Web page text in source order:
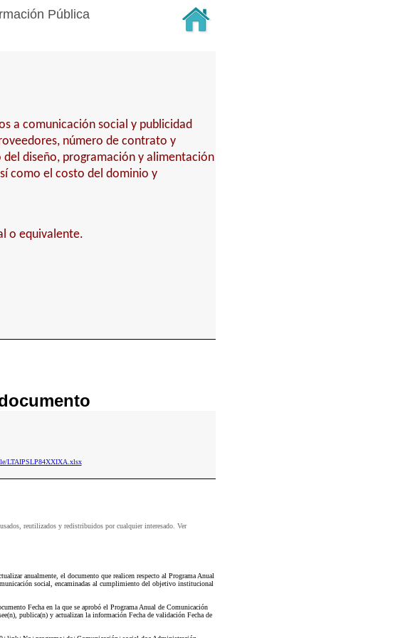
Pública
a comunicación social y publicidad
número de contrato y
diseño, programación y alimentación
como el costo del dominio y
o equivalente.
LTAIPSLP84XXIXA.xlsx
reutilizados y redistribuidos por cualquier interesado. Ver
anualmente, el documento que realicen respecto al Programa Anual
social, encaminadas al cumplimiento del objetivo institucional
Fecha en la que se aprobó el Programa Anual de Comunicación
publica(n) y actualizan la información Fecha de validación Fecha de